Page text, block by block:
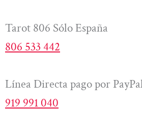
Tarot 806 Sólo España
806 533 442
Línea Directa pago por
919 991 040